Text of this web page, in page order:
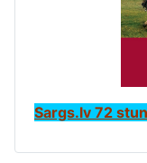
Sargs.lv 72